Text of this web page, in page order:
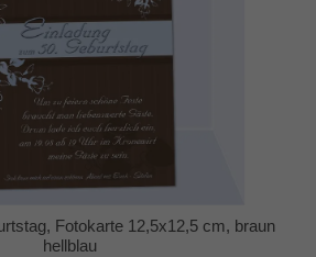
Fotokarte 12,5x12,5 cm, braun
hellblau